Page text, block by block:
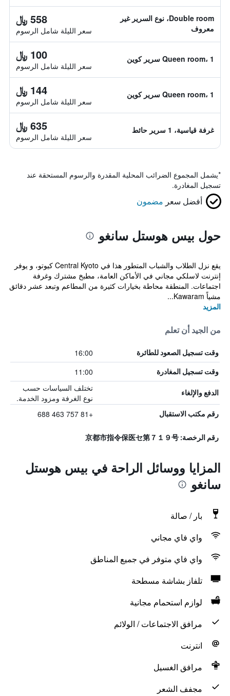
Double room، نوع السرير غير
معروف
558 ﷼
سعر الليلة شامل الرسوم
Queen room، 1 سرير كوين 100 ﷼
سعر الليلة شامل الرسوم
Queen room، 1 سرير كوين 144 ﷼
سعر الليلة شامل الرسوم
غرفة قياسية، 1 سرير حائط 635 ﷼
سعر الليلة شامل الرسوم
*يشمل المجموع الضرائب المحلية المقدرة والرسوم المستحقة عند
تسجيل المغادرة.
أفضل سعر مضمون
حول بيس هوستل سانغو
يقع نزل الطلاب والشباب المتطور هذا في Central Kyoto كيوتو، و يوفر
إنترنت لاسلكي مجاني في الأماكن العامة، مطبخ مشترك وغرفة
اجتماعات. المنطقة محاطة بخيارات كثيرة من المطاعم وتبعد عشر دقائق
مشياً Kawaram...
المزيد
من الجيد أن تعلم
وقت تسجيل الصعود للطائرة 16:00
وقت تسجيل المغادرة 11:00
الدفع والإلغاء
تختلف السياسات حسب
نوع الغرفة ومزود الخدمة.
رقم مكتب الاستقبال +81 757 463 688
رقم الرخصة: 京都市指令保医セ第７１９号
المزايا ووسائل الراحة في بيس هوستل
سانغو
بار / صالة
واي فاي مجاني
واي فاي متوفر في جميع المناطق
تلفاز بشاشة مسطحة
لوازم استحمام مجانية
مرافق الاجتماعات / الولائم
انترنت
مرافق الغسيل
مجفف الشعر